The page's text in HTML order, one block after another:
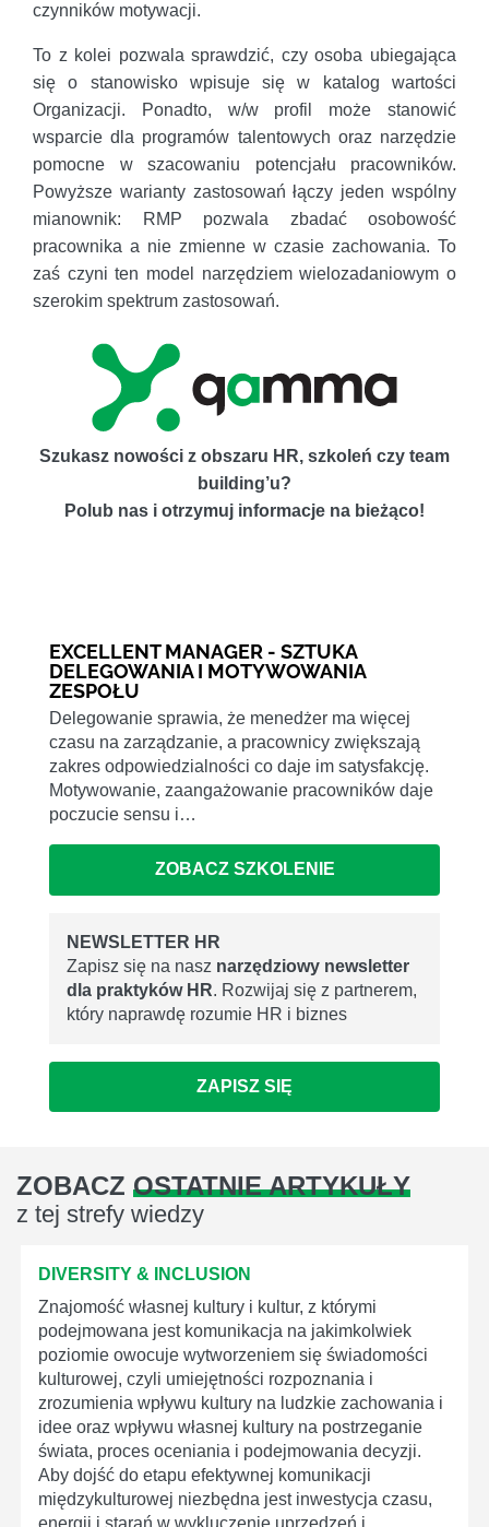
czynników motywacji.
To z kolei pozwala sprawdzić, czy osoba ubiegająca
się o stanowisko wpisuje się w katalog wartości
Organizacji. Ponadto, w/w profil może stanowić
wsparcie dla programów talentowych oraz narzędzie
pomocne w szacowaniu potencjału pracowników.
Powyższe warianty zastosowań łączy jeden wspólny
mianownik: RMP pozwala zbadać osobowość
pracownika a nie zmienne w czasie zachowania. To
zaś czyni ten model narzędziem wielozadaniowym o
szerokim spektrum zastosowań.
Szukasz nowości z obszaru HR, szkoleń czy team
building’u?
Polub nas i otrzymuj informacje na bieżąco!
EXCELLENT MANAGER - SZTUKA
DELEGOWANIA I MOTYWOWANIA
ZESPOŁU
Delegowanie sprawia, że menedżer ma więcej
czasu na zarządzanie, a pracownicy zwiększają
zakres odpowiedzialności co daje im satysfakcję.
Motywowanie, zaangażowanie pracowników daje
poczucie sensu i…
ZOBACZ SZKOLENIE
NEWSLETTER HR
Zapisz się na nasz narzędziowy newsletter
dla praktyków HR. Rozwijaj się z partnerem,
który naprawdę rozumie HR i biznes
ZAPISZ SIĘ
ZOBACZ OSTATNIE ARTYKUŁY
z tej strefy wiedzy
DIVERSITY & INCLUSION
Znajomość własnej kultury i kultur, z którymi
podejmowana jest komunikacja na jakimkolwiek
poziomie owocuje wytworzeniem się świadomości
kulturowej, czyli umiejętności rozpoznania i
zrozumienia wpływu kultury na ludzkie zachowania i
idee oraz wpływu własnej kultury na postrzeganie
świata, proces oceniania i podejmowania decyzji.
Aby dojść do etapu efektywnej komunikacji
międzykulturowej niezbędna jest inwestycja czasu,
energii i starań w wykluczenie uprzedzeń i...